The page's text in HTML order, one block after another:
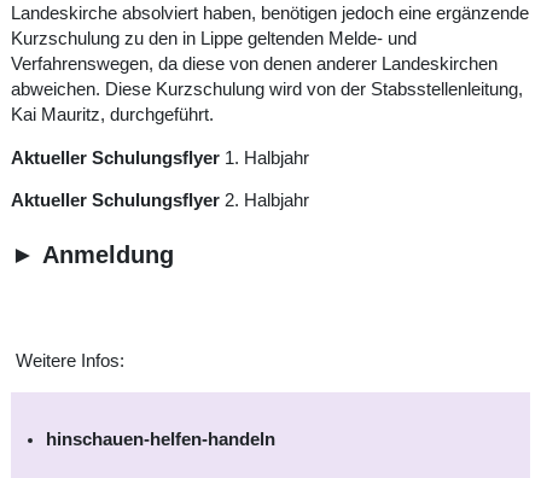
Landeskirche absolviert haben, benötigen jedoch eine ergänzende
Kurzschulung zu den in Lippe geltenden Melde- und
Verfahrenswegen, da diese von denen anderer Landeskirchen
abweichen. Diese Kurzschulung wird von der Stabsstellenleitung,
Kai Mauritz, durchgeführt.
Aktueller Schulungsflyer1. Halbjahr
Aktueller Schulungsflyer2. Halbjahr
► Anmeldung
Weitere Infos:
hinschauen-helfen-handeln